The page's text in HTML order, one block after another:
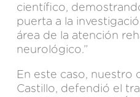
científico,
puerta a la
área de la atención
neurológico.”
En este caso, nuestro
Castillo, defendió el